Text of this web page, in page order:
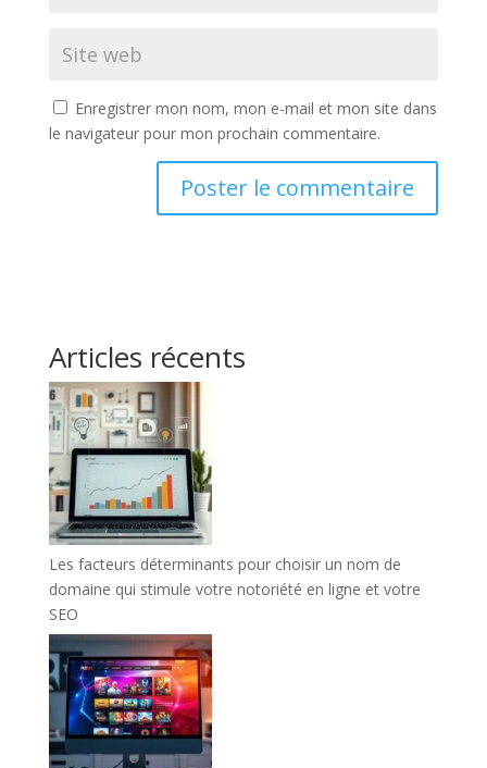
Enregistrer mon nom, mon e-mail et mon site dans
le navigateur pour mon prochain commentaire.
Articles récents
Les facteurs déterminants pour choisir un nom de
domaine qui stimule votre notoriété en ligne et votre
SEO